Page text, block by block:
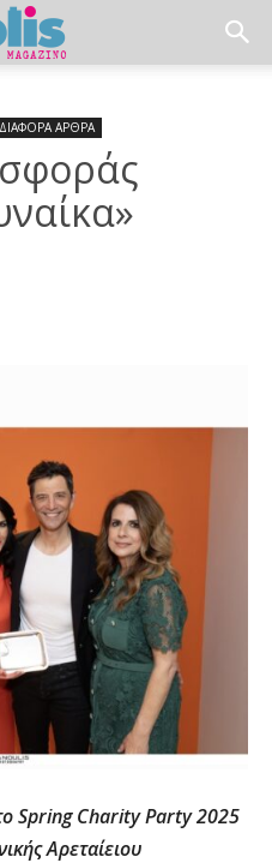
ΔΙΑΦΟΡΑ ΑΡΘΡΑ
Spring Charity Party 2025
Αρεταίειου